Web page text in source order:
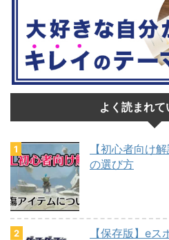
よく読まれ
【初心者向け
の選び方
【保存版】e